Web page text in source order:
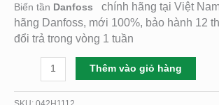
Biến tần Danfoss
chính hãng tại Việt
hãng Danfoss, mới 100%, bảo hành 12
đổi trả trong vòng 1 tuần
Thêm vào giỏ hàng